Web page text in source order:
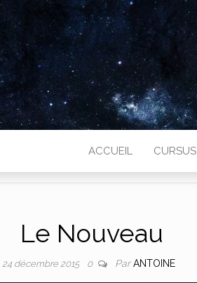
ACCUEIL CURSUS
Le Nouveau
24 décembre 2015 0 ParANTOINE